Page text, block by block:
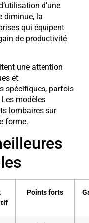
d’une
diminue, la
qui équipent
de productivité
une attention
et
spécifiques, parfois
modèles
lombaires sur
forme.
Points forts